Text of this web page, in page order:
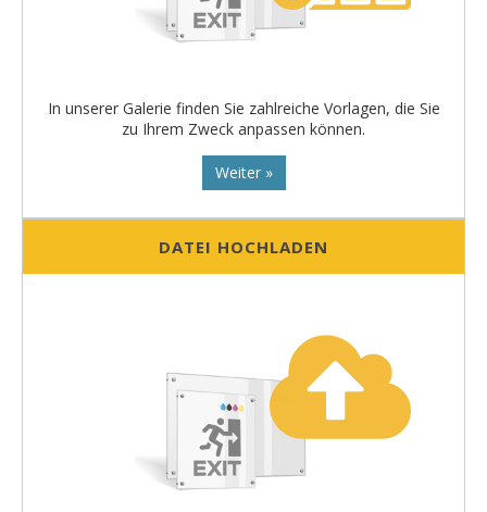
In unserer Galerie finden Sie zahlreiche Vorlagen, die Sie
zu Ihrem Zweck anpassen können.
Weiter »
DATEI HOCHLADEN